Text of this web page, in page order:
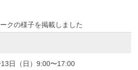
クの様子を掲載しました
日（日）9:00〜17:00